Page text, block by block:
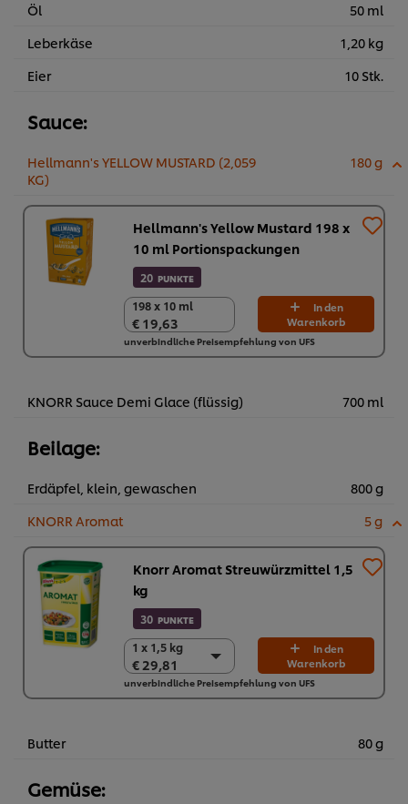
Öl
50 ml
Leberkäse
1,20 kg
Eier
10 Stk.
Sauce:
Hellmann's YELLOW MUSTARD (2,059
KG)
180 g
Hellmann's Yellow Mustard 198 x
10 ml Portionspackungen
20 PUNKTE
198 x 10 ml
€ 19,63
198 x 10 ml
€ 19,63
In den
Warenkorb
unverbindliche Preisempfehlung von UFS
KNORR Sauce Demi Glace (flüssig) 700 ml
Beilage:
Erdäpfel, klein, gewaschen
800 g
KNORR Aromat
5 g
Knorr Aromat Streuwürzmittel 1,5
kg
30 PUNKTE
1 x 1,5 kg
€ 29,81
1 x 1,5 kg
€ 29,81
6 x 1,5 kg
In den
Warenkorb
unverbindliche Preisempfehlung von UFS
Butter 80 g
Gemüse: